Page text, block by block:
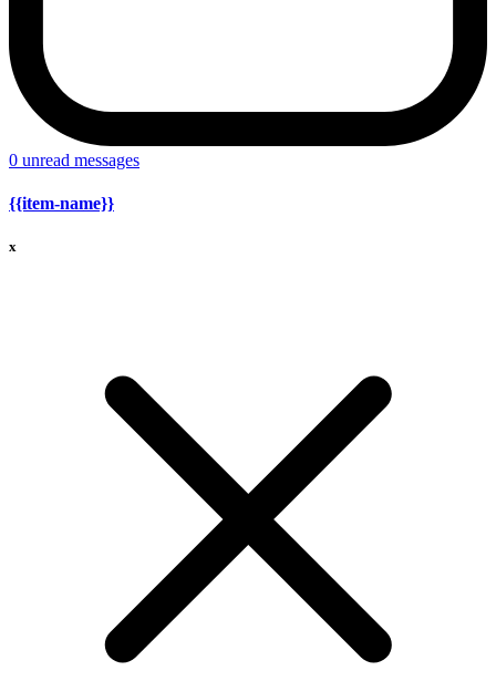
0 unread messages
{{item-name}}
x